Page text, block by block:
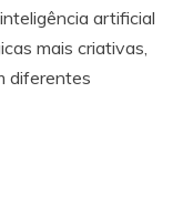
artificial
mais criativas,
diferentes